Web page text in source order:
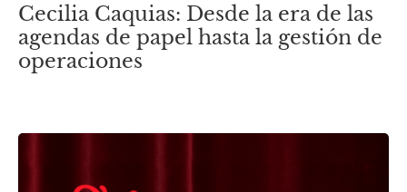
Cecilia Caquias: Desde la era de las
agendas de papel hasta la gestión de
operaciones